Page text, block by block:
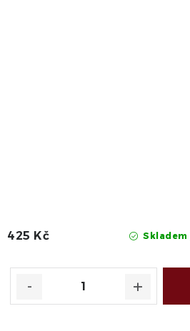
Skladem
425 Kč